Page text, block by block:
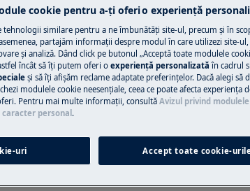
Solicită
Ai o problemă cu
nu o poţi rezolva
ul Electrolux și
cookie pentru a-ţi oferi o experienţă
tehnologii similare pentru a ne îmbunătăţi site-ul, precum și în
partajăm informaţii despre modul în care utilizezi site-
și analiză. Dând click pe butonul „Acceptă toate modulele
încât să îţi putem oferi o experienţă personalizată în cadrul
și să îţi afișăm reclame adaptate preferinţelor. Dacă alegi să
modulele cookie neesenţiale, ceea ce poate afecta experienţa
Pentru mai multe informaţii, consultă Avizul privind
personal .
uri Accept toate cookie-